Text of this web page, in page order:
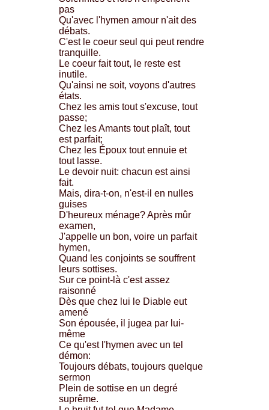
pas
Qu'avec l'hymen amour n'ait des
débats.
C'est le coeur seul qui peut rendre
tranquille.
Le coeur fait tout, le reste est
inutile.
Qu'ainsi ne soit, voyons d'autres
états.
Chez les amis tout s'excuse, tout
passe;
Chez les Amants tout plaît, tout
est parfait;
Chez les Époux tout ennuie et
tout lasse.
Le devoir nuit: chacun est ainsi
fait.
Mais, dira-t-on, n'est-il en nulles
guises
D'heureux ménage? Après mûr
examen,
J'appelle un bon, voire un parfait
hymen,
Quand les conjoints se souffrent
leurs sottises.
Sur ce point-là c'est assez
raisonné
Dès que chez lui le Diable eut
amené
Son épousée, il jugea par lui-
même
Ce qu'est l'hymen avec un tel
démon:
Toujours débats, toujours quelque
sermon
Plein de sottise en un degré
suprême.